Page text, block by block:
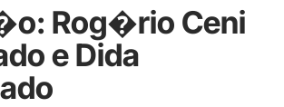
Rog�rio Ceni
e Dida